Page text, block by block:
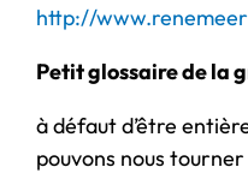
http://
Petit glossaire de la
à défaut d’être
pouvons nous